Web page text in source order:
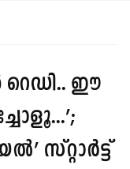
റെഡി.. ഈ
സ്റ്റാർട്ട്